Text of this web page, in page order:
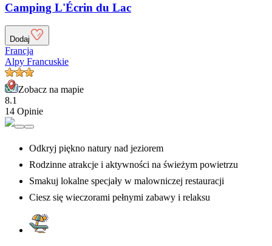
Camping L'Écrin du Lac
Dodaj
Francja
Alpy Francuskie
Zobacz na mapie
8.1
14 Opinie
Odkryj piękno natury nad jeziorem
Rodzinne atrakcje i aktywności na świeżym powietrzu
Smakuj lokalne specjały w malowniczej restauracji
Ciesz się wieczorami pełnymi zabawy i relaksu